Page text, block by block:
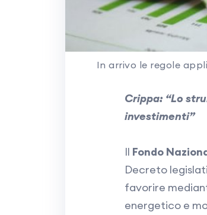
In arrivo le regole
Crippa: “Lo
investimenti”
Il Fondo
Decreto
favorire
energetico e